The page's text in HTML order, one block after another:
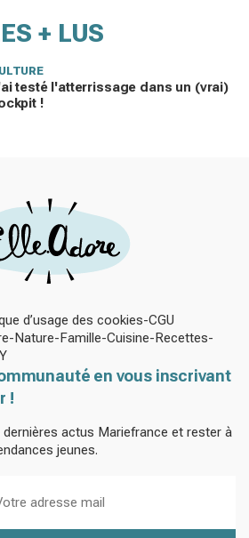
+ LUS
testé l'atterrissage dans un (vrai)
!
d’usage des cookies CGU
Nature Famille Cuisine Recettes
en vous inscrivant
!
actus Mariefrance et rester à
jeunes.